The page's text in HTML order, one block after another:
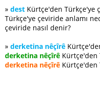
» dest Kürtçe'den Türkçe'ye
Türkçe'ye çeviride anlamı
çeviride nasıl denir?
» derketina nêçîrê
derketina nêçîrê Kürtçe'den
derketina nêçîrê Kürtçe'den